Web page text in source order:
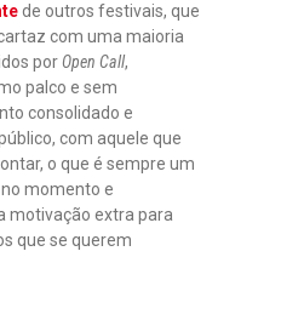
de outros festivais, que
com uma maioria
por Open Call,
palco e sem
consolidado e
com aquele que
o que é sempre um
momento e
motivação extra para
que se querem